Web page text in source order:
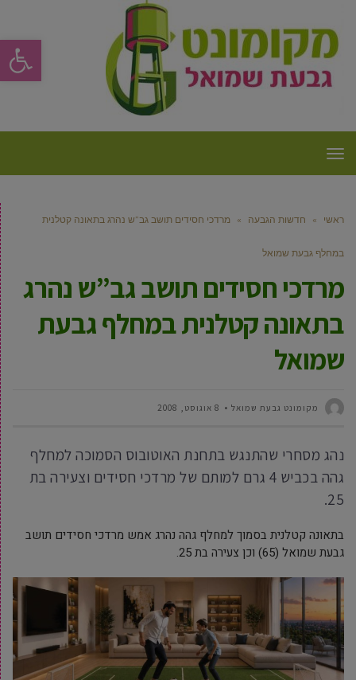
פתח
תפריט
ראשי » חדשות הגבעה » מרדכי חסידים תושב גב”ש נהרג בתאונה קטלנית
במחלף גבעת שמואל
מרדכי חסידים תושב גב”ש נהרג
בתאונה קטלנית במחלף גבעת
שמואל
מקומונט גבעת שמואל 8 אוגוסט, 2008
נהג מסחרי שהתנגש בתחנת האוטובוס הסמוכה למחלף
גהה בכביש 4 גרם למותם של מרדכי חסידים וצעירה בת
25.
בתאונה קטלנית בסמוך למחלף גהה נהרג אמש מרדכי חסידים תושב
גבעת שמואל (65) וכן צעירה בת 25.